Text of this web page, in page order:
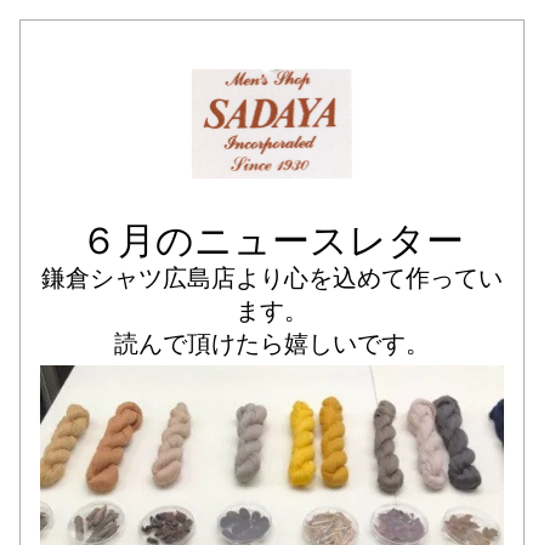
６月のニュースレター
鎌倉シャツ広島店より心を込めて作ってい
ます。
読んで頂けたら嬉しいです。